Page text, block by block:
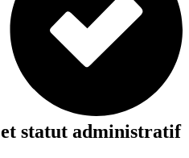
et statut administratif